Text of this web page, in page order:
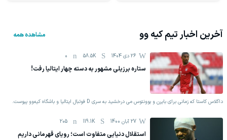
آخرین اخبار تیمکیه وو مشاهده همه
26 دی 1404 58.5K
0
ستاره برزیلی مشهور به دسته چهار ایتالیا رفت!
داگلاس کاستا که زمانی برای بایرن و یوونتوس می درخشید به سری D فوتبال ایتالیا و باشگاه کیه‌وو پیوست.
27 آبان 1400 119.1K
205
استقلال دنیایی متفاوت است؛ رویای قهرمانی داریم